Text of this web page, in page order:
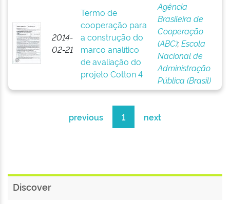
2014-
02-21
Termo de
cooperação para
a construção do
marco analítico
de avaliação do
projeto Cotton 4
Agência
Brasileira de
Cooperação
(ABC);Escola
Nacional de
Administração
Pública (Brasil)
previous 1 next
Discover